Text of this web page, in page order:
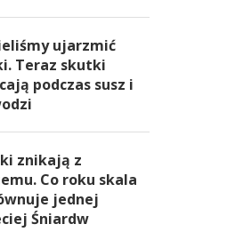
ujarzmić
Teraz skutki
podczas susz i
znikają z
Co roku skala
jednej
Śniardw